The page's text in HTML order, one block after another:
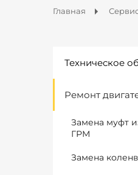
Главная
Техническое
Ремонт
Замена муфт
ГРМ
Замена